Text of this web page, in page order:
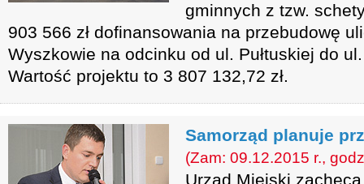
gminnych z tzw.
903 566 zł dofinansowania na przebudowę
Wyszkowie na odcinku od ul. Pułtuskiej do
Wartość projektu to 3 807 132,72 zł.
Samorząd planuje
(Zam: 09.12.2015 r.,
Urząd Miejski